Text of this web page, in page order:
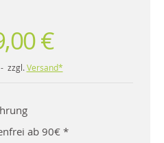
€
zzgl. Versand*
ab 90€ *